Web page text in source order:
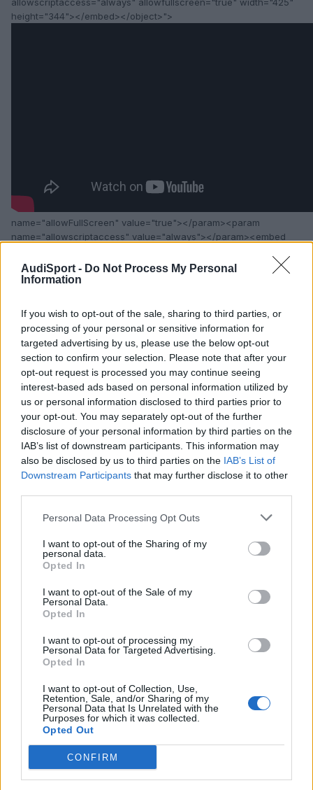
AudiSport - Do Not Process My Personal
Information
If you wish to opt-out of the sale, sharing to third parties, or
processing of your personal or sensitive information for
targeted advertising by us, please use the below opt-out
section to confirm your selection. Please note that after your
opt-out request is processed you may continue seeing
interest-based ads based on personal information utilized by
us or personal information disclosed to third parties prior to
your opt-out. You may separately opt-out of the further
disclosure of your personal information by third parties on the
IAB’s list of downstream participants. This information may
also be disclosed by us to third parties on the IAB’s List of
Downstream Participants that may further disclose it to other
Personal Data Processing Opt Outs
I want to opt-out of the Sharing of my
personal data.
Opted In
I want to opt-out of the Sale of my
Personal Data.
Opted In
I want to opt-out of processing my
Personal Data for Targeted Advertising.
Opted In
I want to opt-out of Collection, Use,
Retention, Sale, and/or Sharing of my
Personal Data that Is Unrelated with the
Purposes for which it was collected.
Opted Out
CONFIRM
height="344"></embed></object>">
name="allowFullScreen" value="true"></param><param
name="allowscriptaccess" value="always"></param><embed
type="application/x-shockwave-flash"
allowscriptaccess="always" allowfullscreen="true" width="425"
height="344"></embed></object>" type="application/x-
name="allowFullScreen" value="true"></param><param